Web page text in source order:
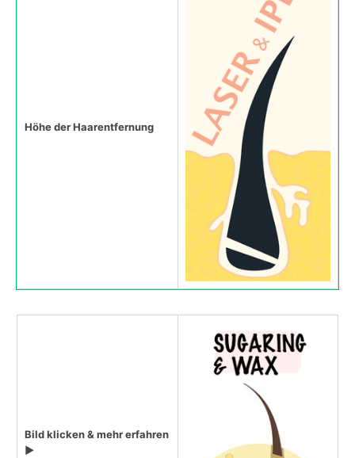
Höhe der Haarentfernung
Bild klicken & mehr erfahren
▶